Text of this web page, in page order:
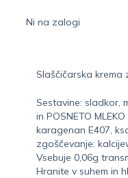
Ni na zalogi
Slaščičarska krema
Sestavine: sladkor,
in POSNETO
karagenan E407,
zgoščevanje:
Vsebuje 0,06g
Hranite v suhem in